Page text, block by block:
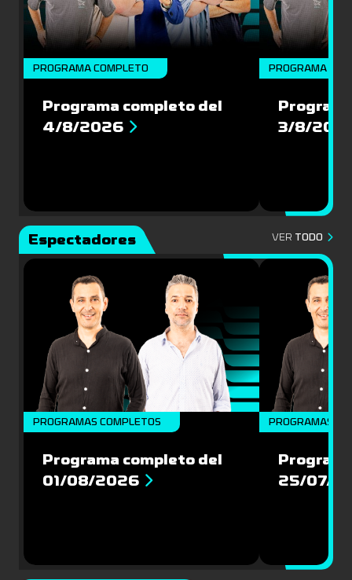
PROGRAMA COMPLETO
Programa completo del
4/8/2026
PROGRAMA
3/8/
Espectadores VER TODO
PROGRAMAS COMPLETOS
Programa completo del
01/08/2026
PROGRAMAS
25/07/